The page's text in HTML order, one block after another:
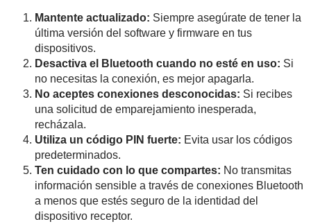
Mantente actualizado: Siempre asegúrate de tener la
última versión del software y firmware en tus
dispositivos.
Desactiva el Bluetooth cuando no esté en uso: Si
no necesitas la conexión, es mejor apagarla.
No aceptes conexiones desconocidas: Si recibes
una solicitud de emparejamiento inesperada,
recházala.
Utiliza un código PIN fuerte: Evita usar los códigos
predeterminados.
Ten cuidado con lo que compartes: No transmitas
información sensible a través de conexiones Bluetooth
a menos que estés seguro de la identidad del
dispositivo receptor.